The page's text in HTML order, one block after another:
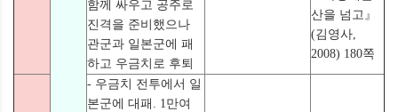
함께 싸우고 공주로
진격을 준비했으나
관군과 일본군에 패
하고 우금치로 후퇴
산을 넘고』
(김영사,
2008) 180쪽
- 우금치 전투에서 일
본군에 대패. 1만여